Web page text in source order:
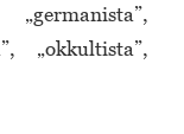
„germanista”,
„okkultista”,